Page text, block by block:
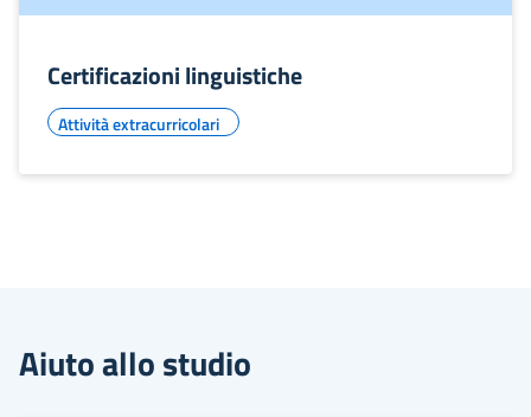
Certificazioni linguistiche
Attività extracurricolari
Aiuto allo studio